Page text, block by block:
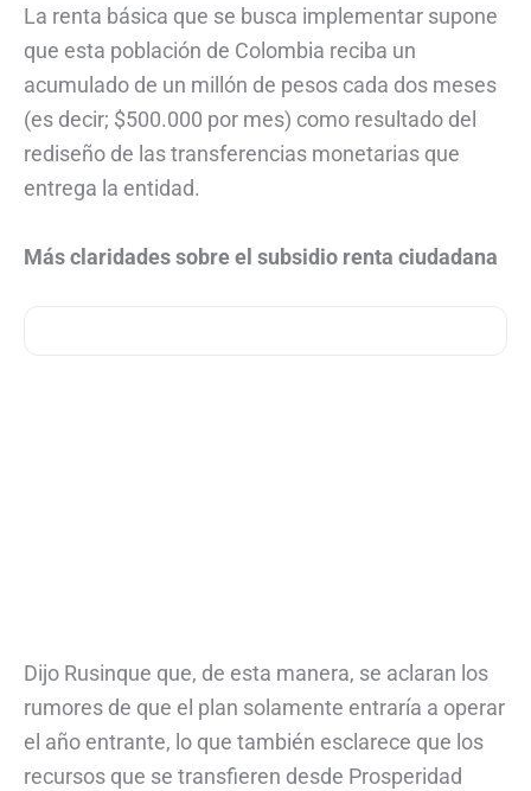
La renta básica que se busca implementar supone
que esta población de Colombia reciba un
acumulado de un millón de pesos cada dos meses
(es decir; $500.000 por mes) como resultado del
rediseño de las transferencias monetarias que
entrega la entidad.
Más claridades sobre el subsidio renta ciudadana
Dijo Rusinque que, de esta manera, se aclaran los
rumores de que el plan solamente entraría a operar
el año entrante, lo que también esclarece que los
recursos que se transfieren desde Prosperidad